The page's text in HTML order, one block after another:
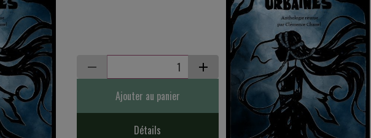
Ajouter au panier
Détails